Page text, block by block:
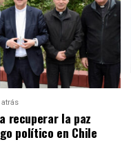
recuperar la paz
político en Chile